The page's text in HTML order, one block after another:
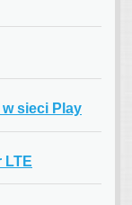
sieci Play
LTE